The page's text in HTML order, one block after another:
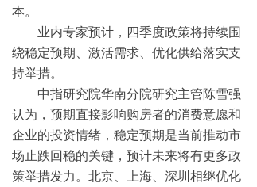
本。
业内专家预计，四季度政策将持续围
绕稳定预期、激活需求、优化供给落实支
持举措。
中指研究院华南分院研究主管陈雪强
认为，预期直接影响购房者的消费意愿和
企业的投资情绪，稳定预期是当前推动市
场止跌回稳的关键，预计未来将有更多政
策举措发力。北京、上海、深圳相继优化